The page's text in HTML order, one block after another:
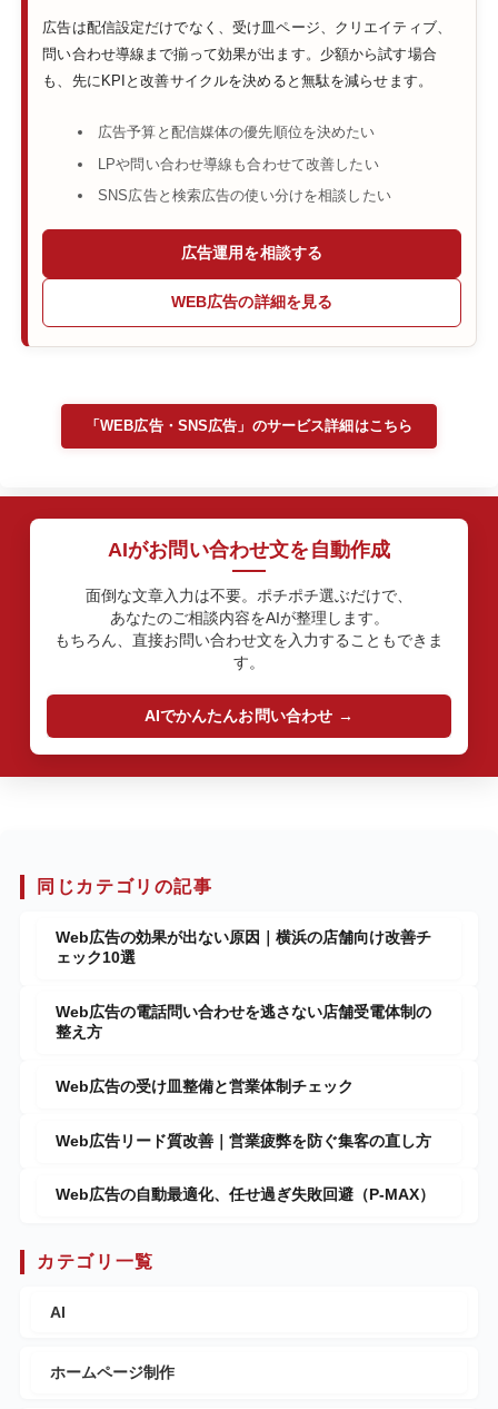
広告は配信設定だけでなく、受け皿ページ、クリエイティブ、
問い合わせ導線まで揃って効果が出ます。少額から試す場合
も、先にKPIと改善サイクルを決めると無駄を減らせます。
広告予算と配信媒体の優先順位を決めたい
LPや問い合わせ導線も合わせて改善したい
SNS広告と検索広告の使い分けを相談したい
広告運用を相談する
WEB広告の詳細を見る
「WEB広告・SNS広告」のサービス詳細はこちら
AIがお問い合わせ文を自動作成
面倒な文章入力は不要。ポチポチ選ぶだけで、
あなたのご相談内容をAIが整理します。
もちろん、直接お問い合わせ文を入力することもできま
す。
AIでかんたんお問い合わせ
同じカテゴリの記事
Web広告の効果が出ない原因｜横浜の店舗向け改善チ
ェック10選
Web広告の電話問い合わせを逃さない店舗受電体制の
整え方
Web広告の受け皿整備と営業体制チェック
Web広告リード質改善｜営業疲弊を防ぐ集客の直し方
Web広告の自動最適化、任せ過ぎ失敗回避（P-MAX）
カテゴリ一覧
AI
ホームページ制作